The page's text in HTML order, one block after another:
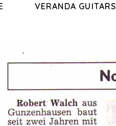
VERANDA GUITARS